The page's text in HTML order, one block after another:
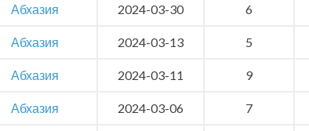
Абхазия 2024-03-30 6
Абхазия 2024-03-13 5
Абхазия 2024-03-11 9
Абхазия 2024-03-06 7